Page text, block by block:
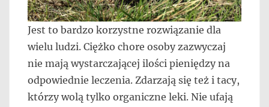
Jest to bardzo korzystne rozwiązanie dla
wielu ludzi. Ciężko chore osoby zazwyczaj
nie mają wystarczającej ilości pieniędzy na
odpowiednie leczenia. Zdarzają się też i tacy,
którzy wolą tylko organiczne leki. Nie ufają